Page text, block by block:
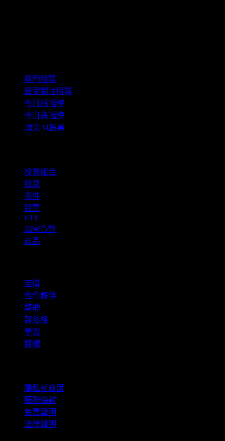
熱門股票
最受關注股票
今日漲幅榜
今日跌幅榜
頂尖AI股票
投資組合
股息
事件
股票
ETF
加密貨幣
商品
定價
合作夥伴
幫助
部落格
學習
媒體
隱私權政策
服務條款
免責聲明
法律聲明